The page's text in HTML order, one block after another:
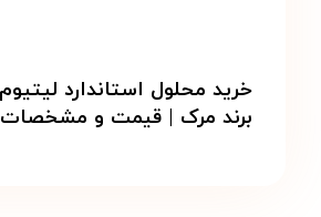
برند مرک | قیمت و مشخصات